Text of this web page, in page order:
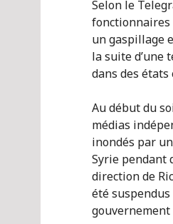
Selon le
fonctionnaires
un gaspillage
la suite d’une
dans des états
Au début du
médias
inondés par
Syrie pendant
direction de
été
gouvernement